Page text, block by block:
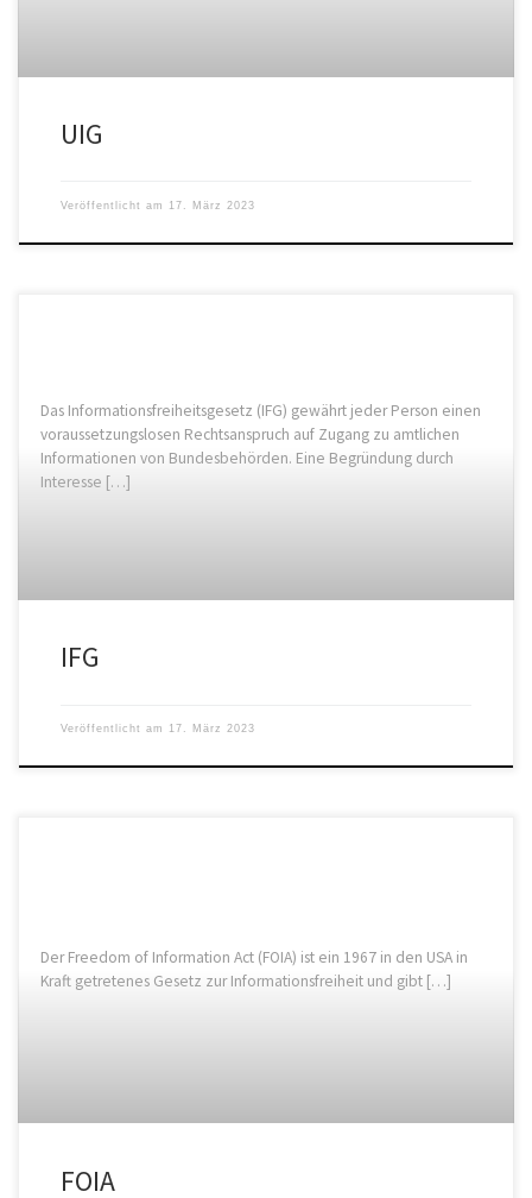
UIG
Veröffentlicht am 17. März 2023
Das Informationsfreiheitsgesetz (IFG) gewährt jeder Person einen
voraussetzungslosen Rechtsanspruch auf Zugang zu amtlichen
Informationen von Bundesbehörden. Eine Begründung durch
Interesse […]
IFG
Veröffentlicht am 17. März 2023
Der Freedom of Information Act (FOIA) ist ein 1967 in den USA in
Kraft getretenes Gesetz zur Informationsfreiheit und gibt […]
FOIA